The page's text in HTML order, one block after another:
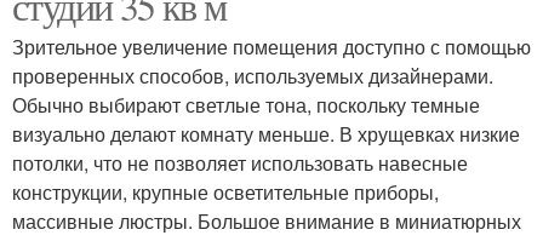
Зрительное увеличение помещения доступно с помощью
проверенных способов, используемых дизайнерами.
Обычно выбирают светлые тона, поскольку темные
визуально делают комнату меньше. В хрущевках низкие
потолки, что не позволяет использовать навесные
конструкции, крупные осветительные приборы,
массивные люстры. Большое внимание в миниатюрных